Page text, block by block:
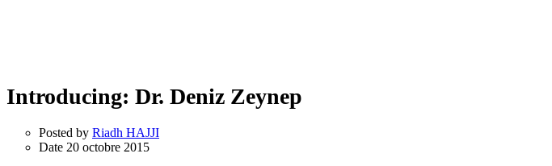
Introducing: Dr. Deniz Zeynep
Posted by Riadh HAJJI
Date 20 octobre 2015